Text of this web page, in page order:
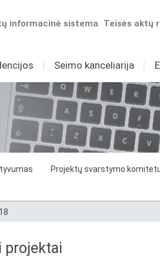
Teisės aktų
informacinė sistema
I Seimo kanceliarija I
Projektų svarstymo
projektai